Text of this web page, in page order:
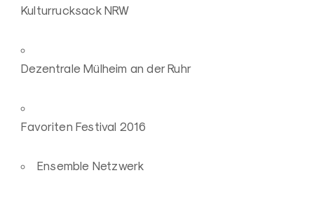
Kulturrucksack NRW
Dezentrale Mülheim an der Ruhr
Favoriten Festival 2016
Ensemble Netzwerk